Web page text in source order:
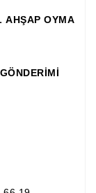
AHŞAP OYMA